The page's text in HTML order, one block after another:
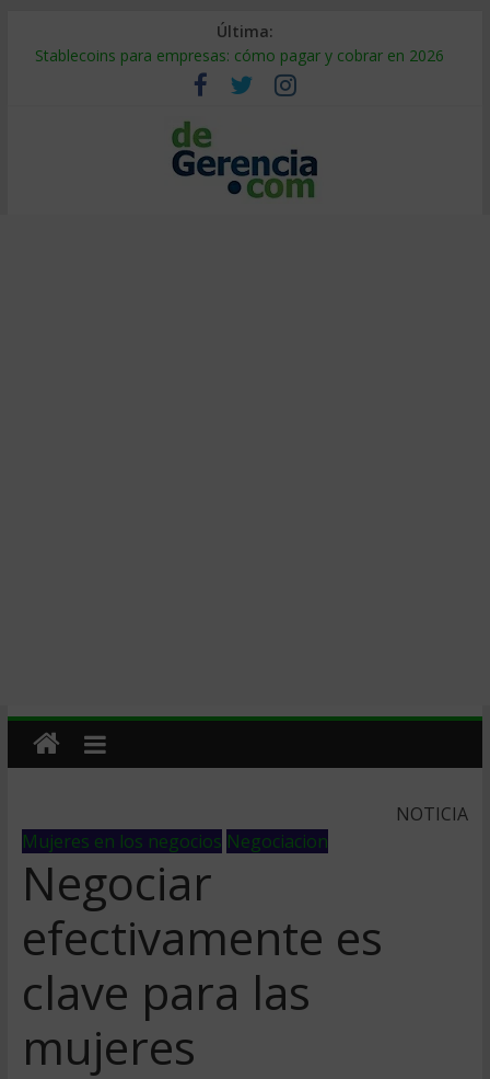
Última:
Stablecoins para empresas: cómo pagar y cobrar en 2026
Despido silencioso: qué es y por qué sale tan caro
IA en selección de personal: cómo auditarla a tiempo
Trabajo forzoso en la cadena de suministro: qué hacer
Mercado hispano de EE. UU.: cómo segmentarlo y venderle
NOTICIA
Mujeres en los negocios Negociacion
Negociar
efectivamente es
clave para las
mujeres